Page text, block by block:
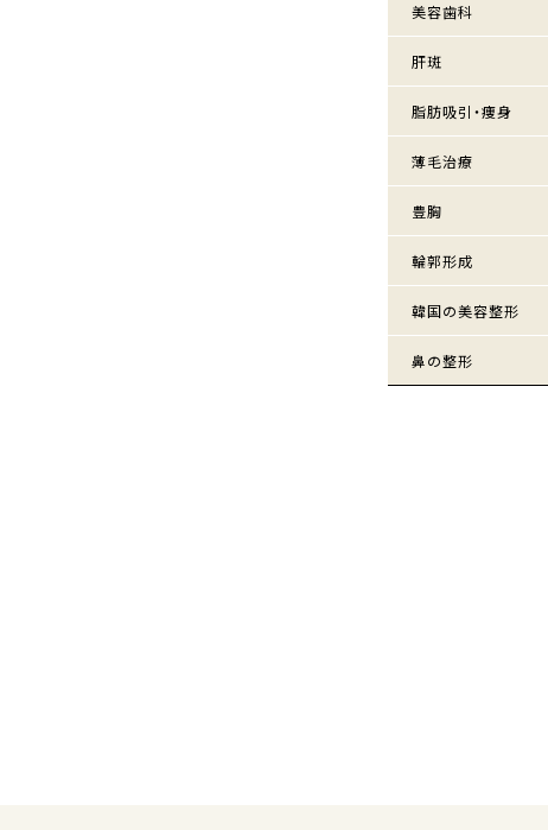
美容歯科
肝斑
脂肪吸引・痩身
薄毛治療
豊胸
輪郭形成
韓国の美容整形
鼻の整形